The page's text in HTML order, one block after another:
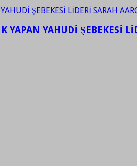
YAPAN YAHUDİ ŞEBEKESİ